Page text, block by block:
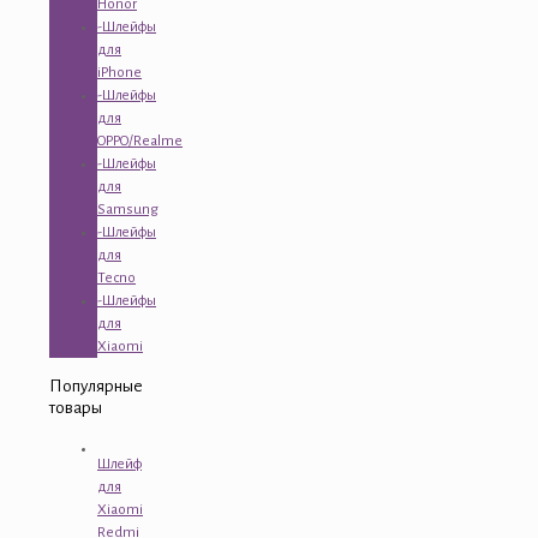
Honor
-Шлейфы
для
iPhone
-Шлейфы
для
OPPO/Realme
-Шлейфы
для
Samsung
-Шлейфы
для
Tecno
-Шлейфы
для
Xiaomi
Популярные
товары
Шлейф
для
Xiaomi
Redmi